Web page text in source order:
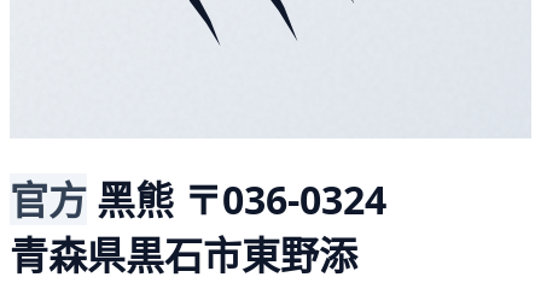
官方 黑熊 〒036-0324
青森県黒石市東野添